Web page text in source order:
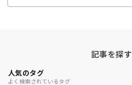
記事を探す
人気のタグ
よく検索されているタグ